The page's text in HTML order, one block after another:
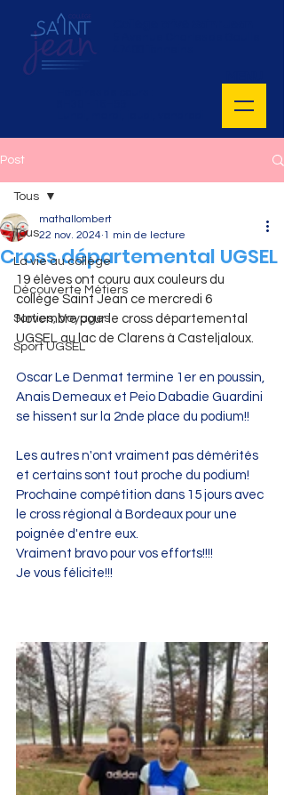
Post
Tous
La vie au collège
Découverte Métiers
Sorties, Voyages
Sport UGSEL
Tous
Cross départemental UGSEL
mathallombert
22 nov. 2024 1 min de lecture
19 élèves ont couru aux couleurs du
collège Saint Jean ce mercredi 6
Novembre pour le cross départemental
UGSEL au lac de Clarens à Casteljaloux.
Oscar Le Denmat termine 1er en poussin,
Anais Demeaux et Peio Dabadie Guardini
se hissent sur la 2nde place du podium!!
Les autres n'ont vraiment pas démérités
et certains sont tout proche du podium!
Prochaine compétition dans 15 jours avec
le cross régional à Bordeaux pour une
poignée d'entre eux.
Vraiment bravo pour vos efforts!!!!
Je vous félicite!!!